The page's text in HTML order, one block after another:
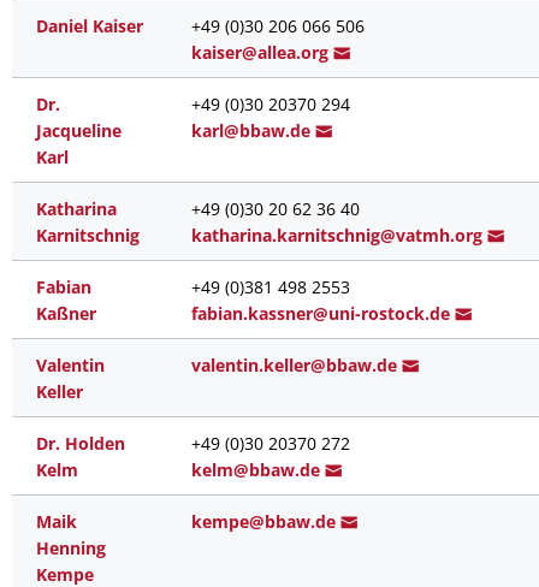
Daniel Kaiser
+49 (0)30 206 066 506
kaiser@allea.org
Dr.
Jacqueline
Karl
+49 (0)30 20370 294
karl@bbaw.de
Katharina
Karnitschnig
+49 (0)30 20 62 36 40
katharina.karnitschnig@vatmh.org
Fabian
Kaßner
+49 (0)381 498 2553
fabian.kassner@uni-rostock.de
Valentin
Keller
valentin.keller@bbaw.de
Dr. Holden
Kelm
+49 (0)30 20370 272
kelm@bbaw.de
Maik
Henning
Kempe
kempe@bbaw.de